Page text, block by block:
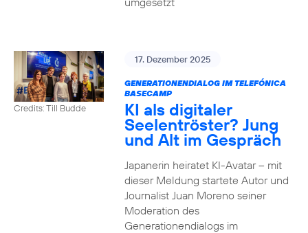
Credits: Till Budde
17. Dezember 2025
GENERATIONENDIALOG IM TELEFÓNICA
BASECAMP
KI als digitaler
Seelentröster? Jung
und Alt im Gespräch
Japanerin heiratet KI-Avatar – mit
dieser Meldung startete Autor und
Journalist Juan Moreno seiner
Moderation des
Generationendialogs im